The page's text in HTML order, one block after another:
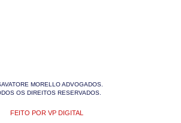
MORELLO ADVOGADOS.
OS DIREITOS RESERVADOS.
FEITO POR VP DIGITAL